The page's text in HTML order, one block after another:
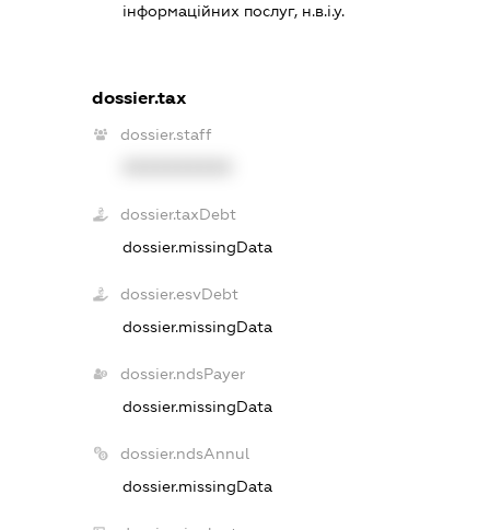
інформаційних послуг, н.в.і.у.
dossier.tax
dossier.staff
dossier.taxDebt
dossier.missingData
dossier.esvDebt
dossier.missingData
dossier.ndsPayer
dossier.missingData
dossier.ndsAnnul
dossier.missingData